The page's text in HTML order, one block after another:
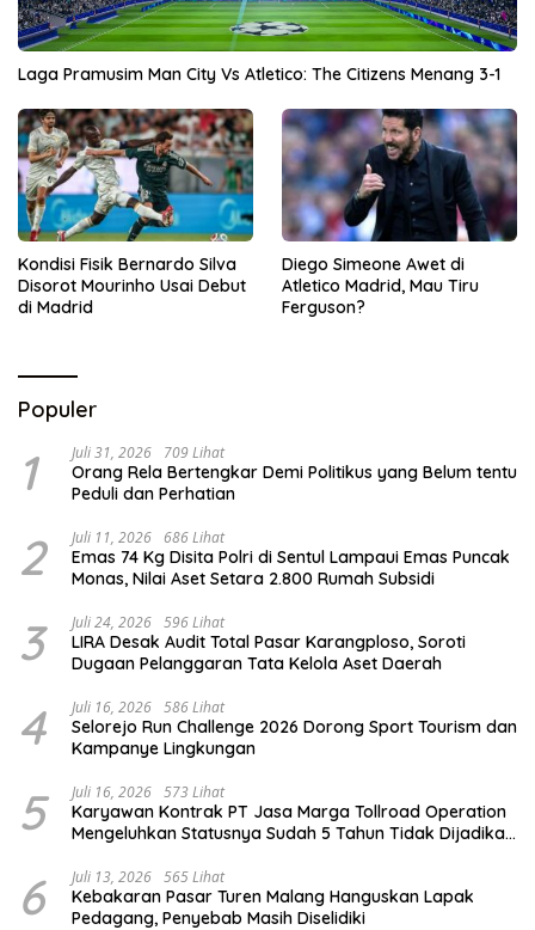
Laga Pramusim Man City Vs Atletico: The Citizens Menang 3-1
Kondisi Fisik Bernardo Silva
Disorot Mourinho Usai Debut
di Madrid
Diego Simeone Awet di
Atletico Madrid, Mau Tiru
Ferguson?
Populer
1 Juli 31, 2026 709 Lihat
Orang Rela Bertengkar Demi Politikus yang Belum tentu
Peduli dan Perhatian
2 Juli 11, 2026 686 Lihat
Emas 74 Kg Disita Polri di Sentul Lampaui Emas Puncak
Monas, Nilai Aset Setara 2.800 Rumah Subsidi
3 Juli 24, 2026 596 Lihat
LIRA Desak Audit Total Pasar Karangploso, Soroti
Dugaan Pelanggaran Tata Kelola Aset Daerah
4 Juli 16, 2026 586 Lihat
Selorejo Run Challenge 2026 Dorong Sport Tourism dan
Kampanye Lingkungan
5 Juli 16, 2026 573 Lihat
Karyawan Kontrak PT Jasa Marga Tollroad Operation
Mengeluhkan Statusnya Sudah 5 Tahun Tidak Dijadikan
6 Juli 13, 2026 565 Lihat
Kebakaran Pasar Turen Malang Hanguskan Lapak
Pedagang, Penyebab Masih Diselidiki